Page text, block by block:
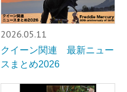
2026.05.11
クイーン関連 最新ニュー
スまとめ2026